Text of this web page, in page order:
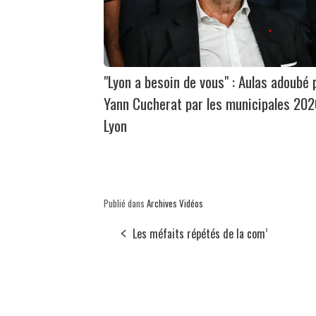
"Lyon a besoin de vous" : Aulas adoubé
Yann Cucherat par les municipales
Lyon
Publié dans Archives Vidéos
Les méfaits répétés de la com’